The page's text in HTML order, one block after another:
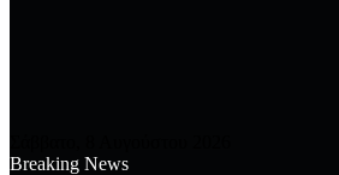
Breaking News